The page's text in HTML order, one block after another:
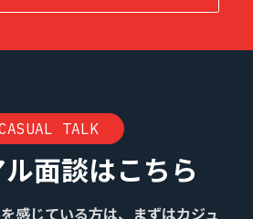
TALK
ル面談はこちら
感じている方は、まずはカジュ